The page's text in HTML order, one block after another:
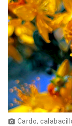
photo_camera Cardo,